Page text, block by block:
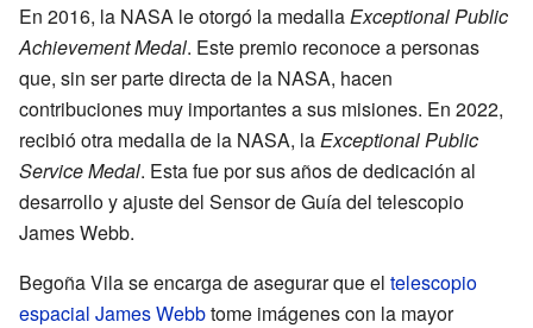
En 2016, la NASA le otorgó la medallaExceptional Public
Achievement Medal. Este premio reconoce a personas
que, sin ser parte directa de la NASA, hacen
contribuciones muy importantes a sus misiones. En 2022,
recibió otra medalla de la NASA, laExceptional Public
Service Medal. Esta fue por sus años de dedicación al
desarrollo y ajuste del Sensor de Guía del telescopio
James Webb.
Begoña Vila se encarga de asegurar que el telescopio
espacial James Webbtome imágenes con la mayor